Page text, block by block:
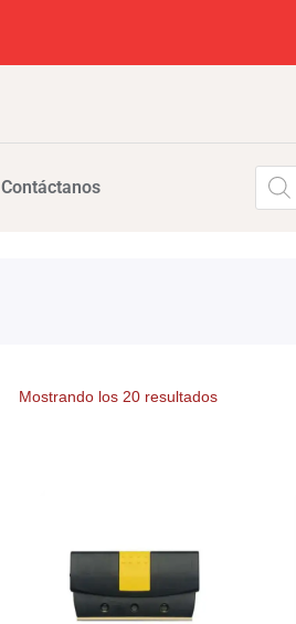
Contáctanos
Mostrando los 20 resultados